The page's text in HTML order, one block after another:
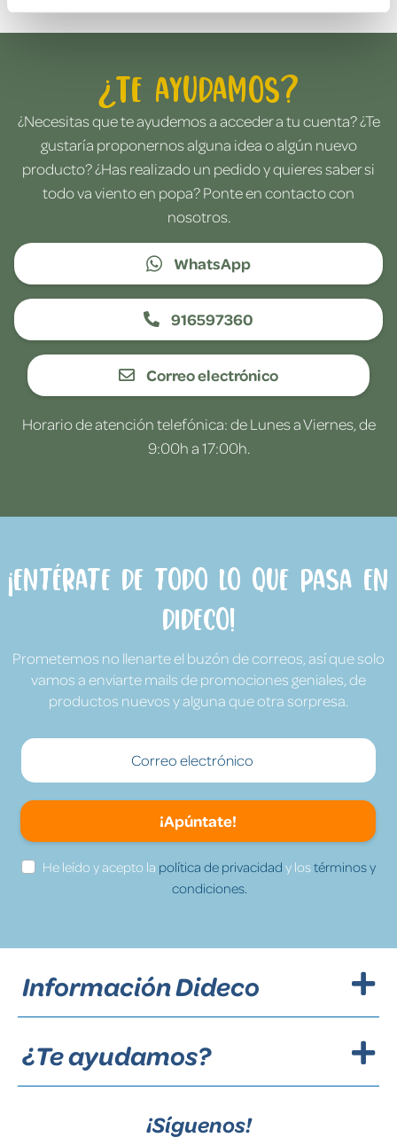
¿Te ayudamos?
¿Necesitas que te ayudemos a acceder a tu cuenta? ¿Te
gustaría proponernos alguna idea o algún nuevo
producto? ¿Has realizado un pedido y quieres saber si
todo va viento en popa? Ponte en contacto con
nosotros.
WhatsApp
916597360
Correo electrónico
Horario de atención telefónica: de Lunes a Viernes, de
9:00h a 17:00h.
¡Entérate de todo lo que pasa en
Dideco!
Prometemos no llenarte el buzón de correos, así que solo
vamos a enviarte mails de promociones geniales, de
productos nuevos y alguna que otra sorpresa.
¡Apúntate!
He leído y acepto la política de privacidad y lostérminos y
condiciones.
Información Dideco
¿Te ayudamos?
¡Síguenos!